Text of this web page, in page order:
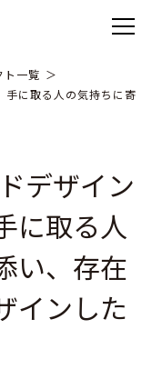
ト一覧
手に取る人の気持ちに寄り
デザイン
に取る人
い、存在
インした